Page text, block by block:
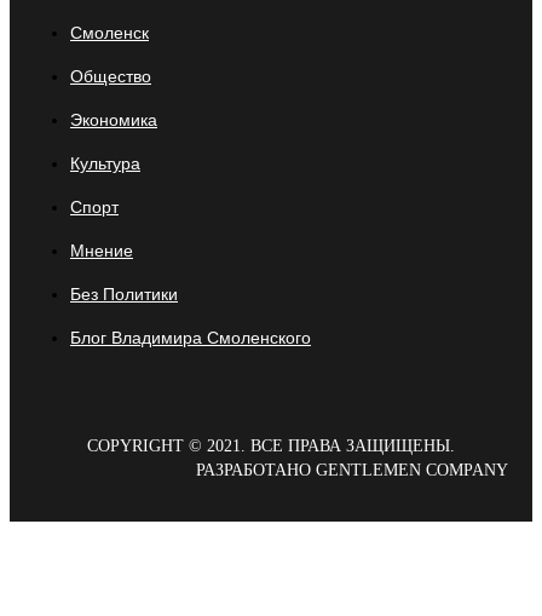
Смоленск
Общество
Экономика
Культура
Спорт
Мнение
Без Политики
Блог Владимира Смоленского
COPYRIGHT © 2021. ВСЕ ПРАВА ЗАЩИЩЕНЫ.
РАЗРАБОТАНО GENTLEMEN COMPANY